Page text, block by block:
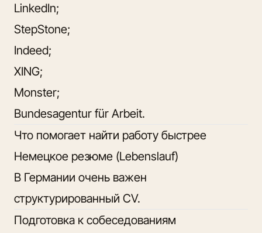
LinkedIn;
StepStone;
Indeed;
XING;
Monster;
Bundesagentur für Arbeit.
Что помогает найти работу быстрее
Немецкое резюме (Lebenslauf)
В Германии очень важен
структурированный CV.
Подготовка к собеседованиям